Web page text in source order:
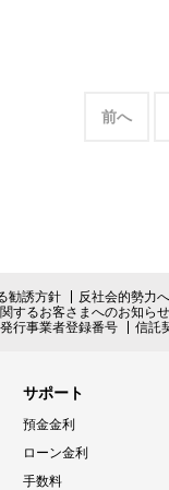
前へ
勧誘方針 反社会的勢力
するお客さまへのお知らせ
行事業者登録番号 信託
サポート
預金金利
ローン金利
手数料